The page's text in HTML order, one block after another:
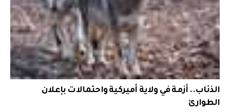
الذئاب.. أزمة في ولاية أميركية واحتمالات بإعلان
الطوارئ